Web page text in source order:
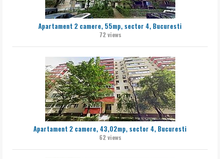
Apartament 2 camere, 55mp, sector 4, Bucuresti
72 views
Apartament 2 camere, 43,02mp, sector 4, Bucuresti
62 views